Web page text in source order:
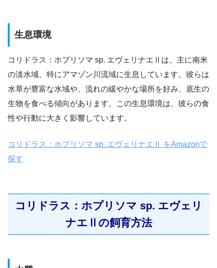
生息環境
コリドラス：ホプリソマ sp. エヴェリナエⅡは、主に南米
の淡水域、特にアマゾン川流域に生息しています。彼らは
水草が豊富な水域や、流れの緩やかな場所を好み、底生の
生物を食べる傾向があります。この生息環境は、彼らの食
性や行動に大きく影響しています。
コリドラス：ホプリソマ sp. エヴェリナエⅡ をAmazonで
探す
コリドラス：ホプリソマ sp. エヴェリ
ナエⅡの飼育方法